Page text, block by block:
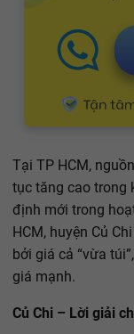
Tại TP HCM,
tục tăng cao trong
định mới trong
HCM, huyện Củ
bởi giá cả “vừa
giá mạnh.
Củ Chi – Lời giải